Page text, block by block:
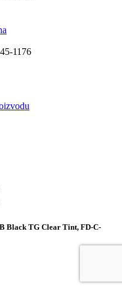
1176
Black TG Clear Tint, FD-C-